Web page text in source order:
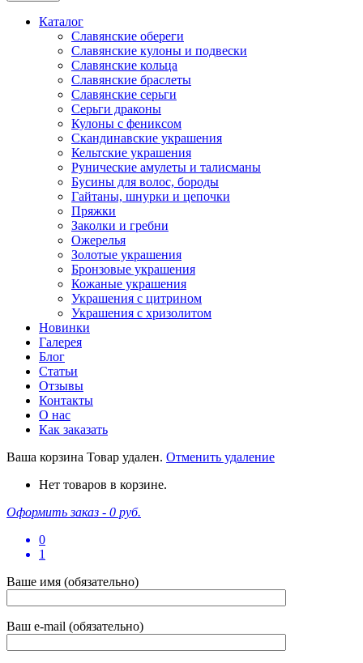
Каталог
Славянские обереги
Славянские кулоны и подвески
Славянские кольца
Славянские браслеты
Славянские серьги
Серьги драконы
Кулоны с фениксом
Скандинавские украшения
Кельтские украшения
Рунические амулеты и талисманы
Бусины для волос, бороды
Гайтаны, шнурки и цепочки
Пряжки
Заколки и гребни
Ожерелья
Золотые украшения
Бронзовые украшения
Кожаные украшения
Украшения с цитрином
Украшения с хризолитом
Новинки
Галерея
Блог
Статьи
Отзывы
Контакты
О нас
Как заказать
Ваша корзина Товар удален. Отменить удаление
Нет товаров в корзине.
Оформить заказ - 0 руб.
0
1
Ваше имя (обязательно)
Ваш e-mail (обязательно)